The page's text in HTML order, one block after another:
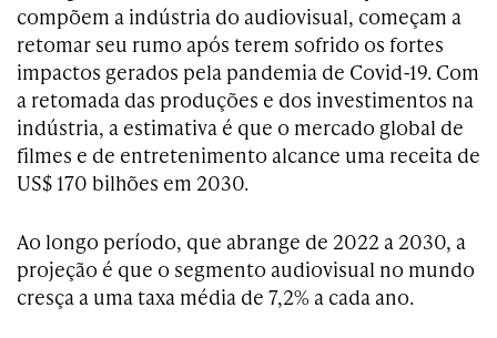
compõem a indústria do audiovisual, começam a
retomar seu rumo após terem sofrido os fortes
impactos gerados pela pandemia de Covid-19. Com
a retomada das produções e dos investimentos na
indústria, a estimativa é que o mercado global de
filmes e de entretenimento alcance uma receita de
US$ 170 bilhões em 2030.
Ao longo período, que abrange de 2022 a 2030, a
projeção é que o segmento audiovisual no mundo
cresça a uma taxa média de 7,2% a cada ano.